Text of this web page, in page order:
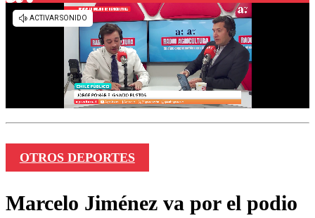
OTROS DEPORTES
Marcelo Jiménez va por el podio